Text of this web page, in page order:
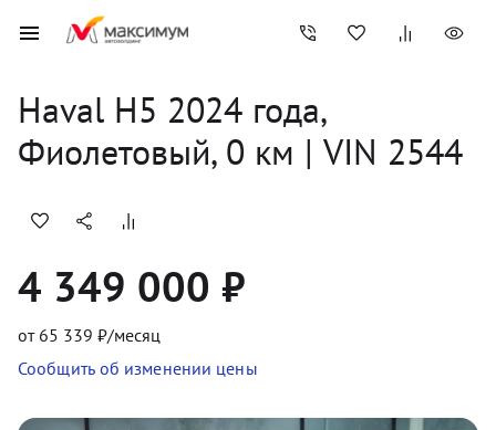
Haval H5 2024
года,
Фиолетовый, 0 км | VIN 2544
4 349 000 ₽
от 65 339 ₽/месяц
Сообщить об изменении цены